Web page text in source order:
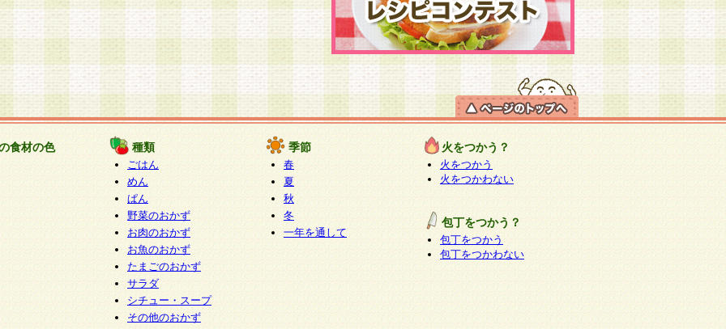
食材の色 種類
ごはん
めん
ぱん
野菜のおかず
お肉のおかず
お魚のおかず
たまごのおかず
サラダ
シチュー・スープ
その他のおかず
季節
春
夏
秋
冬
一年を通して
火をつかう？
火をつかう
火をつかわない
包丁をつかう？
包丁をつかう
包丁をつかわない